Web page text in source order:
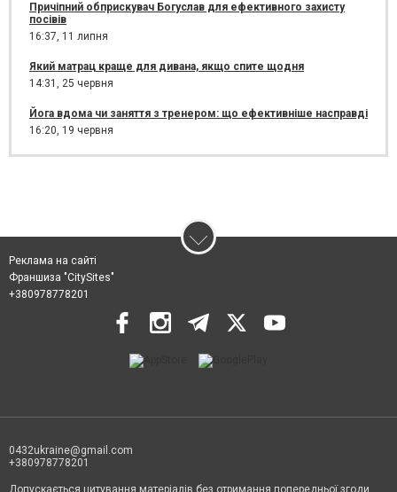
Причіпний обприскувач Богуслав для ефективного захисту
посівів
16:37, 11 липня
Який матрац краще для дивана, якщо спите щодня
14:31, 25 червня
Йога вдома чи заняття з тренером: що ефективніше насправді
16:20, 19 червня
Реклама на сайті
Франшиза "CitySites"
+380978778201
0432ukraine@gmail.com
+380978778201
Допускається цитування матеріалів без отримання попередньої згоди